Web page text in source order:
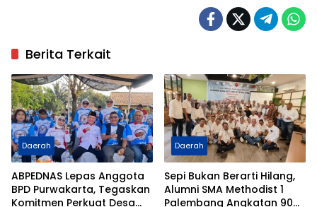
Berita Terkait
Daerah
ABPEDNAS Lepas Anggota
BPD Purwakarta, Tegaskan
Komitmen Perkuat Desa
Daerah
Sepi Bukan Berarti Hilang,
Alumni SMA Methodist 1
Palembang Angkatan 90